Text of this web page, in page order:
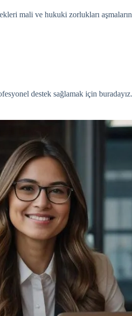
mali ve hukuki zorlukları
destek sağlamak için